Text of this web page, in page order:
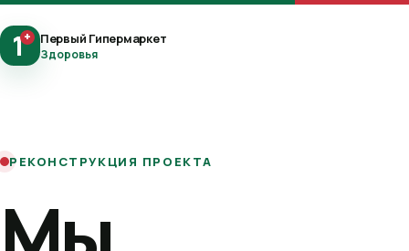
1+ Первый Гипермаркет
Здоровья
РЕКОНСТРУКЦИЯ ПРОЕКТА